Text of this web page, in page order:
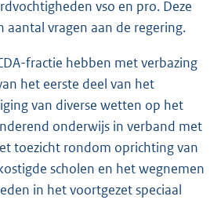
vso en pro. Deze
aantal vragen aan de regering.
fractie hebben met verbazing
het eerste deel van het
van diverse wetten op het
onderwijs in verband met
toezicht rondom oprichting van
scholen en het wegnemen
in het voortgezet speciaal